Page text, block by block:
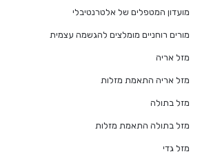
מועדון המטפלים של אלטרנטיבלי
מורים רוחניים מומלצים להגשמה עצמית
מזל אריה
מזל אריה התאמת מזלות
מזל בתולה
מזל בתולה התאמת מזלות
מזל גדי